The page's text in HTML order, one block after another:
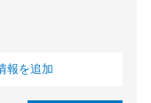
報を追加